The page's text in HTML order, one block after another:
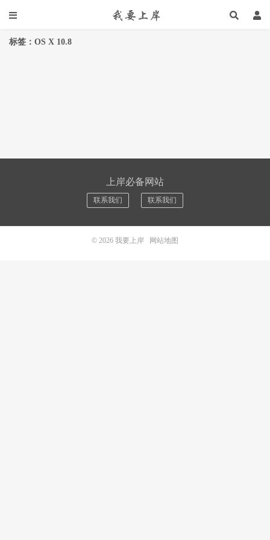
标签：OS X 10.8
上岸必备网站
联系我们 联系我们
© 2026 我要上岸 网站地图